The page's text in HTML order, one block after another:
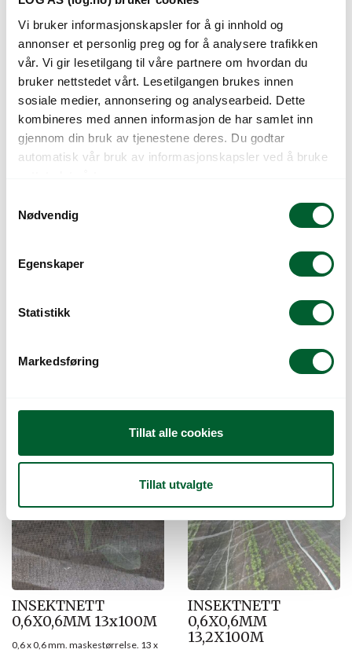
Vi bruker informasjonskapsler for å gi innhold og
annonser et personlig preg og for å analysere trafikken
vår. Vi gir lesetilgang til våre partnere om hvordan du
bruker nettstedet vårt. Lesetilgangen brukes innen
sosiale medier, annonsering og analysearbeid. Dette
kombineres med annen informasjon de har samlet inn
gjennom din bruk av tjenestene deres. Du godtar
automatisk vår bruk av informasjonskapsler ved å bruke
Nødvendig
Egenskaper
Statistikk
Markedsføring
Tillat alle cookies
Tillat utvalgte
INSEKTNETT
0,8X0,8MM 5x100M
Varenr: 683625 Varen er på lager
0,8 x 0,8 mm. maskestørrelse. 5 x
100 meter
Prisfra4.409kr
INSEKTNETT
0,8X0,8MM 13x100M
Varenr: 683635 Varen er på lager
0,8 x 0,8 mm. maskestørrelse. 13 x
100 meter
Prisfra12.226kr
INSEKTNETT
0,6X0,6MM 4x50M
50 meter
1,3X1,3MM 4x100M
INSEKTNETT
0,6X0,6MM 13x100M
0,6 x 0,6 mm. maskestørrelse. 13 x
INSEKTNETT
0,6X0,6MM
13,2X100M